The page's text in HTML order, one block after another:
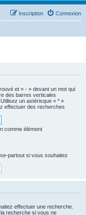
Connexion
Inscription
et « - » devant un mot qui
des barres verticales
un astérisque « * »
effectuer des recherches
comme élément
partout si vous souhaitez
effectuer une recherche.
recherche si vous ne